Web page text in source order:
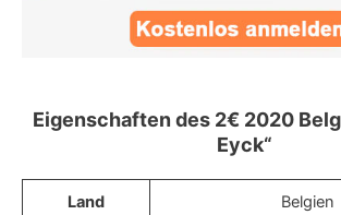
Eigenschaften des 2€ 2020
Eyck“
Land Belgien